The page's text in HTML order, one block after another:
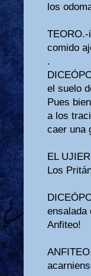
los
comido
.
el suelo
Pues
a los
caer una
EL
Los
ensalada
Anfiteo!